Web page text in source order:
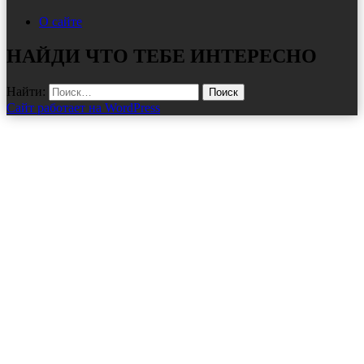
О сайте
НАЙДИ ЧТО ТЕБЕ ИНТЕРЕСНО
Найти:
Сайт работает на WordPress